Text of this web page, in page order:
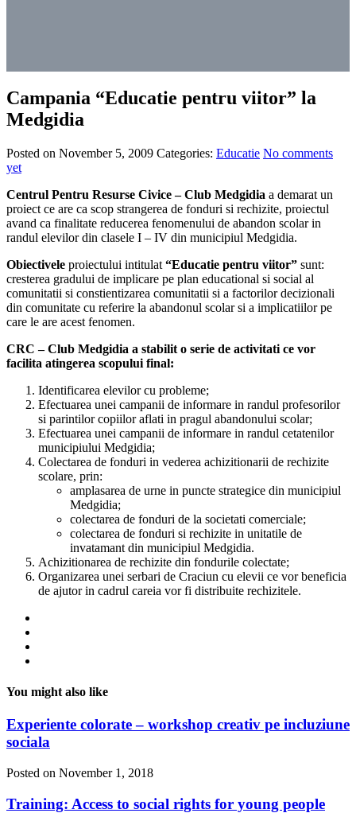
Campania “Educatie pentru viitor” la
Medgidia
Posted on November 5, 2009 Categories: Educatie No comments
yet
Centrul Pentru Resurse Civice – Club Medgidia a demarat un
proiect ce are ca scop strangerea de fonduri si rechizite, proiectul
avand ca finalitate reducerea fenomenului de abandon scolar in
randul elevilor din clasele I – IV din municipiul Medgidia.
Obiectivele proiectului intitulat “Educatie pentru viitor” sunt:
cresterea gradului de implicare pe plan educational si social al
comunitatii si constientizarea comunitatii si a factorilor decizionali
din comunitate cu referire la abandonul scolar si a implicatiilor pe
care le are acest fenomen.
CRC – Club Medgidia a stabilit o serie de activitati ce vor
facilita atingerea scopului final:
Identificarea elevilor cu probleme;
Efectuarea unei campanii de informare in randul profesorilor
si parintilor copiilor aflati in pragul abandonului scolar;
Efectuarea unei campanii de informare in randul cetatenilor
municipiului Medgidia;
Colectarea de fonduri in vederea achizitionarii de rechizite
scolare, prin:
amplasarea de urne in puncte strategice din municipiul
Medgidia;
colectarea de fonduri de la societati comerciale;
colectarea de fonduri si rechizite in unitatile de
invatamant din municipiul Medgidia.
Achizitionarea de rechizite din fondurile colectate;
Organizarea unei serbari de Craciun cu elevii ce vor beneficia
de ajutor in cadrul careia vor fi distribuite rechizitele.
You might also like
Experiente colorate – workshop creativ pe incluziune
sociala
Posted on November 1, 2018
Training: Access to social rights for young people